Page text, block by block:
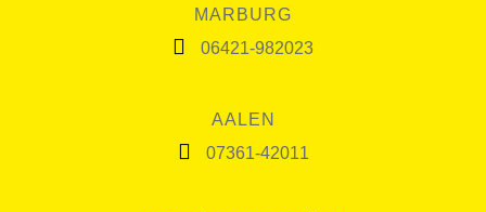
MARBURG
06421-982023
AALEN
07361-42011